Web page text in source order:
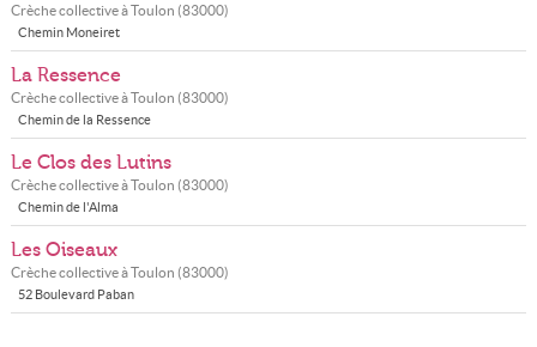
Crèche collective àToulon (83000)
Chemin Moneiret
La Ressence
Crèche collective àToulon (83000)
Chemin de la Ressence
Le Clos des Lutins
Crèche collective àToulon (83000)
Chemin de l'Alma
Les Oiseaux
Crèche collective àToulon (83000)
52 Boulevard Paban